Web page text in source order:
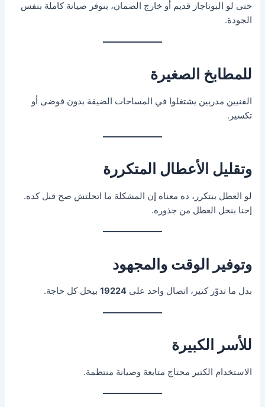
حتى لو البوتاجاز قديم أو خارج الضمان، بنوفر صيانة كاملة بنفس
الجودة.
للمطابخ الصغيرة
الفنيين مدربين يشتغلوا في المساحات الضيقة بدون فوضى أو
تكسير.
وتقليل الأعطال المتكررة
لو العطل بيتكرر، ده معناه إن المشكلة ما اتحلتش صح قبل كده.
إحنا بنحل العطل من جذوره.
وتوفير الوقت والمجهود
بدل ما تدوّر كتير، اتصال واحد على19224 بيحل كل حاجة.
للأسر الكبيرة
الاستخدام الكتير محتاج متابعة وصيانة منتظمة.